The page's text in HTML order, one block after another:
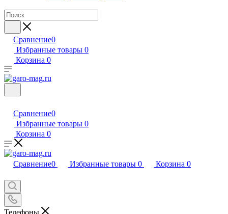
Сравнение0
Избранные товары 0
Корзина 0
Сравнение0
Избранные товары 0
Корзина 0
Сравнение0 Избранные товары 0 Корзина 0
Телефоны